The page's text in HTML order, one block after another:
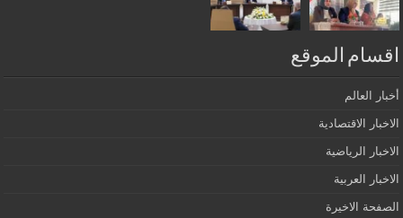
اقسام الموقع
أخبار العالم
الاخبار الاقتصادية
الاخبار الرياضية
الاخبار العربية
الصفحة الاخيرة